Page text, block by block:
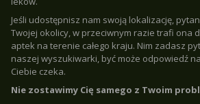
Jeśli udostępnisz nam swoją lokalizację,
Twojej okolicy, w przeciwnym razie trafi ona
aptek na terenie całego kraju. Nim zadasz
naszej wyszukiwarki, być może odpowiedź
Ciebie czeka.
Nie zostawimy Cię samego z Twoim